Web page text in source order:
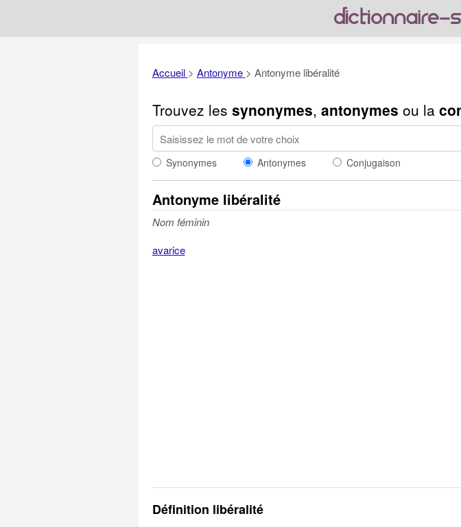
Accueil > Antonyme > Antonyme libéralité
Trouvez les synonymes, antonymes ou la
Synonymes Antonymes Conjugaison
Antonyme libéralité
Nom féminin
avarice
Définition libéralité